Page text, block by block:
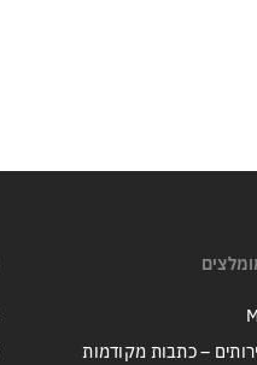
– כתבות מקודמות